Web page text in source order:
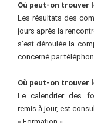
Où peut-on trouver
Les résultats des
jours après la
s’est déroulée la
concerné par
Où peut-on trouver
Le calendrier des
remis à jour, est